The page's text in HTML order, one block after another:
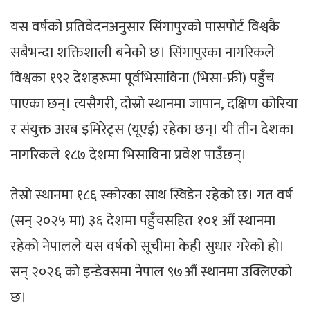
यस वर्षको प्रतिवेदनअनुसार सिंगापुरको पासपोर्ट विश्वकै
सबैभन्दा शक्तिशाली बनेको छ। सिंगापुरका नागरिकले
विश्वका १९२ देशहरूमा पूर्वभिसाविना (भिसा-फ्री) पहुँच
पाएका छन्। त्यसैगरी, दोस्रो स्थानमा जापान, दक्षिण कोरिया
र संयुक्त अरब इमिरेट्स (यूएई) रहेका छन्। यी तीन देशका
नागरिकले १८७ देशमा भिसाविना प्रवेश पाउँछन्।
तेस्रो स्थानमा १८६ स्कोरका साथ स्विडेन रहेको छ। गत वर्ष
(सन् २०२५ मा) ३६ देशमा पहुँचसहित १०१ औं स्थानमा
रहेको नेपालले यस वर्षको सूचीमा केही सुधार गरेको हो।
सन् २०२६ को इन्डेक्समा नेपाल ९७औं स्थानमा उक्लिएको
छ।